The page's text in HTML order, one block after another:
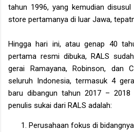
tahun 1996, yang kemudian disusul
store pertamanya di luar Jawa,
Hingga hari ini, atau genap 40
pertama resmi dibuka, RALS
gerai Ramayana, Robinson, dan
seluruh Indonesia, termasuk 4
baru dibangun tahun 2017 – 2018
penulis sukai dari RALS adalah:
Perusahaan fokus di